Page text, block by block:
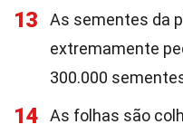
13
As sementes da
extremamente
300.000
14
As folhas são